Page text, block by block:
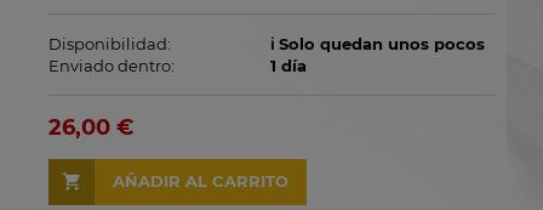
Disponibilidad:
ℹ️ Solo quedan unos pocos
Enviado dentro:
1 día
26,00 €
AÑADIR AL CARRITO